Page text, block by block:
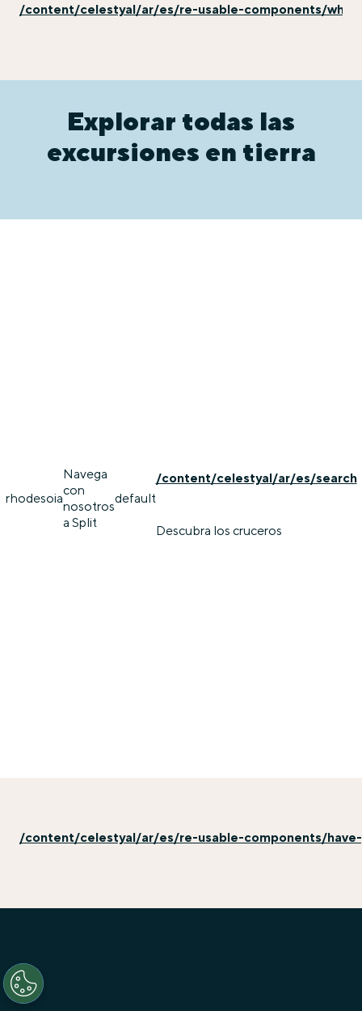
/content/celestyal/ar/es/re-usable-components/why-
Explorar todas las
excursiones en tierra
rhodesoia
Navega
con
nosotros
a Split
default
/content/celestyal/ar/es/search
Descubra los cruceros
/content/celestyal/ar/es/re-usable-components/